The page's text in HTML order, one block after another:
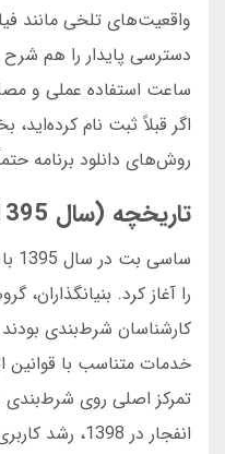
واقعیت‌های تلخی مانند
اگر قبلاً ثبت نام
روش‌های دانلود برنامه
تاریخچه (سال 1395)
را آغاز کرد.
کارشناسان شرط‌بندی بودند
خدمات متناسب با قوانین
تمرکز اصلی روی شرط‌بندی